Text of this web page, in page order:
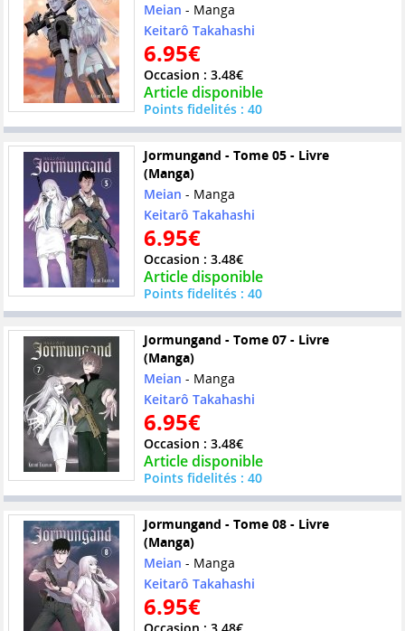
Meian - Manga
Keitarô Takahashi
6.95€
Occasion : 3.48€
Article disponible
Points fidelités : 40
Jormungand - Tome 05 - Livre
(Manga)
Meian - Manga
Keitarô Takahashi
6.95€
Occasion : 3.48€
Article disponible
Points fidelités : 40
Jormungand - Tome 07 - Livre
(Manga)
Meian - Manga
Keitarô Takahashi
6.95€
Occasion : 3.48€
Article disponible
Points fidelités : 40
Jormungand - Tome 08 - Livre
(Manga)
Meian - Manga
Keitarô Takahashi
6.95€